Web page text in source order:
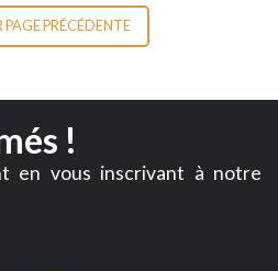
PRÉCÉDENTE
!
en vous inscrivant à notre